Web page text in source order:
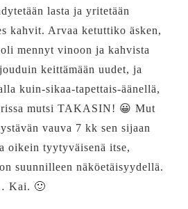
lasta ja yritetään
kahvit. Arvaa ketuttiko äsken,
mennyt vinoon ja kahvista
keittämään uudet, ja
kuin-sikaa-tapettais-äänellä,
mutsi TAKASIN! 😀 Mut
vauva 7 kk sen sijaan
oikein tyytyväisenä itse,
suunnilleen näköetäisyydellä.
Kai. 🙂